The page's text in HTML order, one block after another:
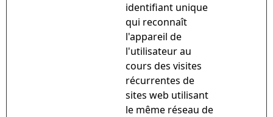
identifiant unique
qui reconnaît
l'appareil de
l'utilisateur au
cours des visites
récurrentes de
sites web utilisant
le même réseau de